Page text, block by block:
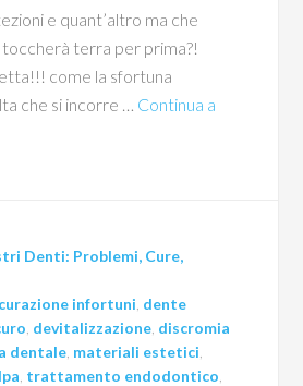
e quant’altro ma che
terra per prima?!
come la sfortuna
che si incorre … Continua a
Denti: Problemi, Cure,
infortuni dente
devitalizzazione discromia
dentale materiali estetici
trattamento endodontico